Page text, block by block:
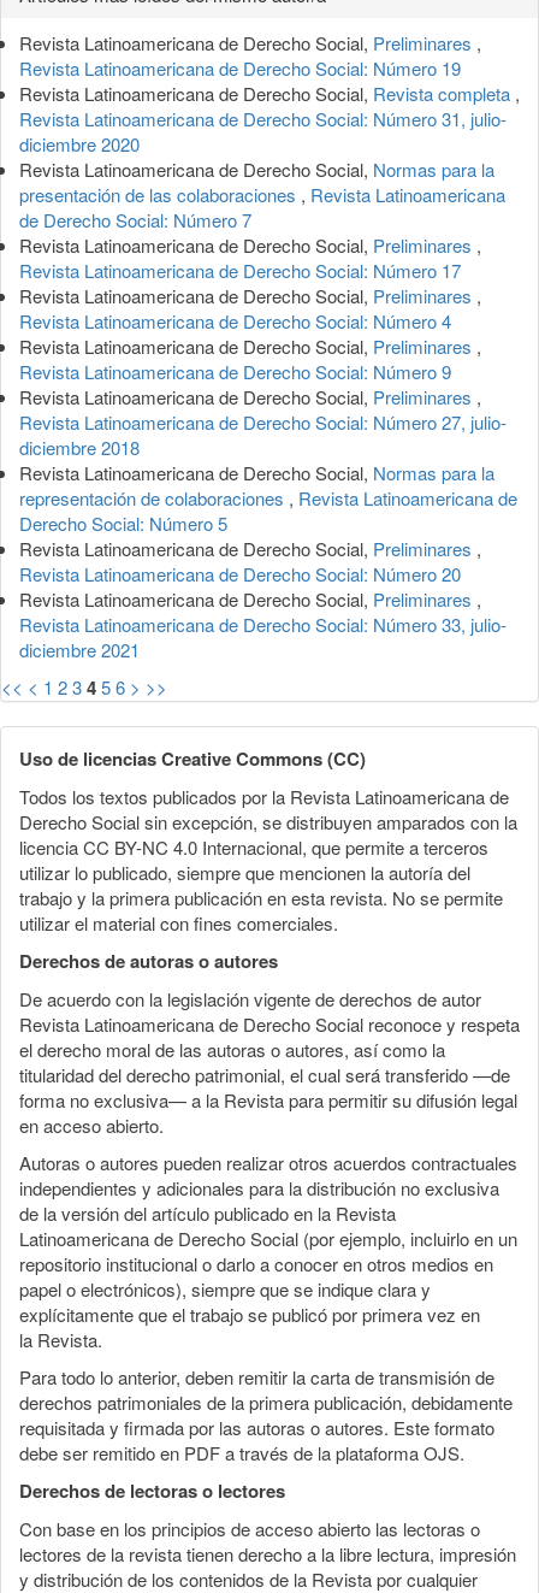
del
artículo
Revista Latinoamericana de Derecho Social, Preliminares ,
Revista Latinoamericana de Derecho Social: Número 19
Revista Latinoamericana de Derecho Social, Revista completa ,
Revista Latinoamericana de Derecho Social: Número 31, julio-
diciembre 2020
Revista Latinoamericana de Derecho Social, Normas para la
presentación de las colaboraciones , Revista Latinoamericana
de Derecho Social: Número 7
Revista Latinoamericana de Derecho Social, Preliminares ,
Revista Latinoamericana de Derecho Social: Número 17
Revista Latinoamericana de Derecho Social, Preliminares ,
Revista Latinoamericana de Derecho Social: Número 4
Revista Latinoamericana de Derecho Social, Preliminares ,
Revista Latinoamericana de Derecho Social: Número 9
Revista Latinoamericana de Derecho Social, Preliminares ,
Revista Latinoamericana de Derecho Social: Número 27, julio-
diciembre 2018
Revista Latinoamericana de Derecho Social, Normas para la
representación de colaboraciones , Revista Latinoamericana de
Derecho Social: Número 5
Revista Latinoamericana de Derecho Social, Preliminares ,
Revista Latinoamericana de Derecho Social: Número 20
Revista Latinoamericana de Derecho Social, Preliminares ,
Revista Latinoamericana de Derecho Social: Número 33, julio-
diciembre 2021
<< < 1 23456 > >>
Uso de licencias Creative Commons (CC)
Todos los textos publicados por la Revista Latinoamericana de
Derecho Social sin excepción, se distribuyen amparados con la
licencia CC BY-NC 4.0 Internacional, que permite a terceros
utilizar lo publicado, siempre que mencionen la autoría del
trabajo y la primera publicación en esta revista. No se permite
utilizar el material con fines comerciales.
Derechos de autoras o autores
De acuerdo con la legislación vigente de derechos de autor
Revista Latinoamericana de Derecho Social reconoce y respeta
el derecho moral de las autoras o autores, así como la
titularidad del derecho patrimonial, el cual será transferido —de
forma no exclusiva— a la Revista para permitir su difusión legal
en acceso abierto.
Autoras o autores pueden realizar otros acuerdos contractuales
independientes y adicionales para la distribución no exclusiva
de la versión del artículo publicado en la Revista
Latinoamericana de Derecho Social (por ejemplo, incluirlo en un
repositorio institucional o darlo a conocer en otros medios en
papel o electrónicos), siempre que se indique clara y
explícitamente que el trabajo se publicó por primera vez en
la Revista.
Para todo lo anterior, deben remitir la carta de transmisión de
derechos patrimoniales de la primera publicación, debidamente
requisitada y firmada por las autoras o autores. Este formato
debe ser remitido en PDF a través de la plataforma OJS.
Derechos de lectoras o lectores
Con base en los principios de acceso abierto las lectoras o
lectores de la revista tienen derecho a la libre lectura, impresión
y distribución de los contenidos de la Revista por cualquier